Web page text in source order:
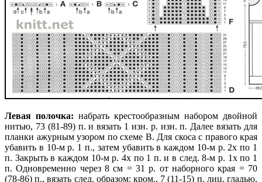
Левая полочка: набрать крестообразным набором двойной
нитью, 73 (81-89) п. и вязать 1 изн. р. изн. п. Далее вязать для
планки ажурным узором по схеме В. Для скоса с правого края
убавить в 10-м р. 1 п., затем убавить в каждом 10-м р. 2х по 1
п. Закрыть в каждом 10-м р. 4х по 1 п. и в след. 8-м р. 1х по 1
п. Одновременно через 8 см = 31 р. от наборного края = 70
(78-86) п., вязать след. образом: кром., 7 (11-15) п. лиц. гладью,